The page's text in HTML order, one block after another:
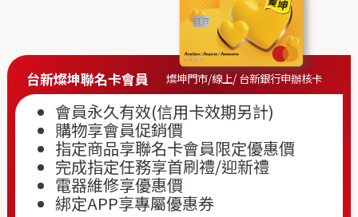
台新燦坤聯名卡會員 燦坤門市/線上/ 台新銀行申辦核卡
會員永久有效(信用卡效期另計)
購物享會員促銷價
指定商品享聯名卡會員限定優惠價
完成指定任務享首刷禮/迎新禮
電器維修享優惠價
綁定APP享專屬優惠券